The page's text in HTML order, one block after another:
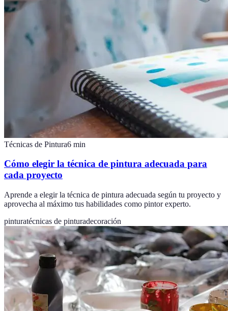
Técnicas de Pintura6 min
Cómo elegir la técnica de pintura adecuada para
cada proyecto
Aprende a elegir la técnica de pintura adecuada según tu proyecto y
aprovecha al máximo tus habilidades como pintor experto.
pinturatécnicas de pinturadecoración